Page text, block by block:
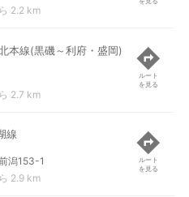
2.2 km
本線(黒磯～利府・盛岡)
2.7 km
ルート
を見る
線
潟153-1
2.9 km
ルート
を見る